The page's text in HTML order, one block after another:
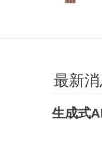
最新消
生成式